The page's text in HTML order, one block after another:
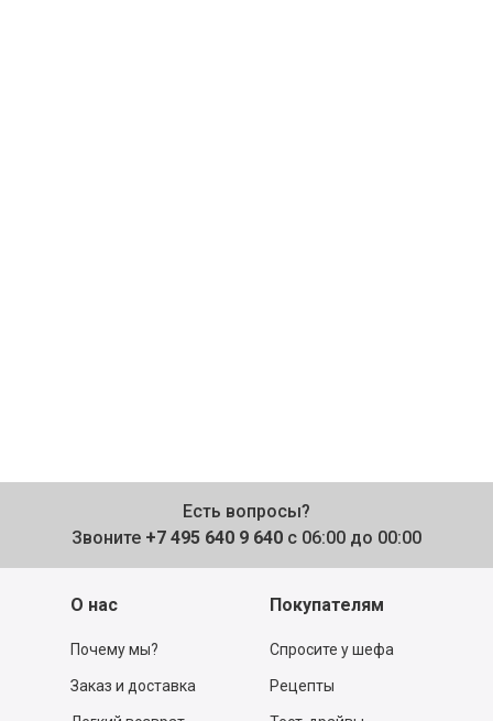
Есть вопросы?
Звоните +7 495 640 9 640 с 06:00 до 00:00
О нас
Почему мы?
Заказ и доставка
Покупателям
Спросите у шефа
Рецепты